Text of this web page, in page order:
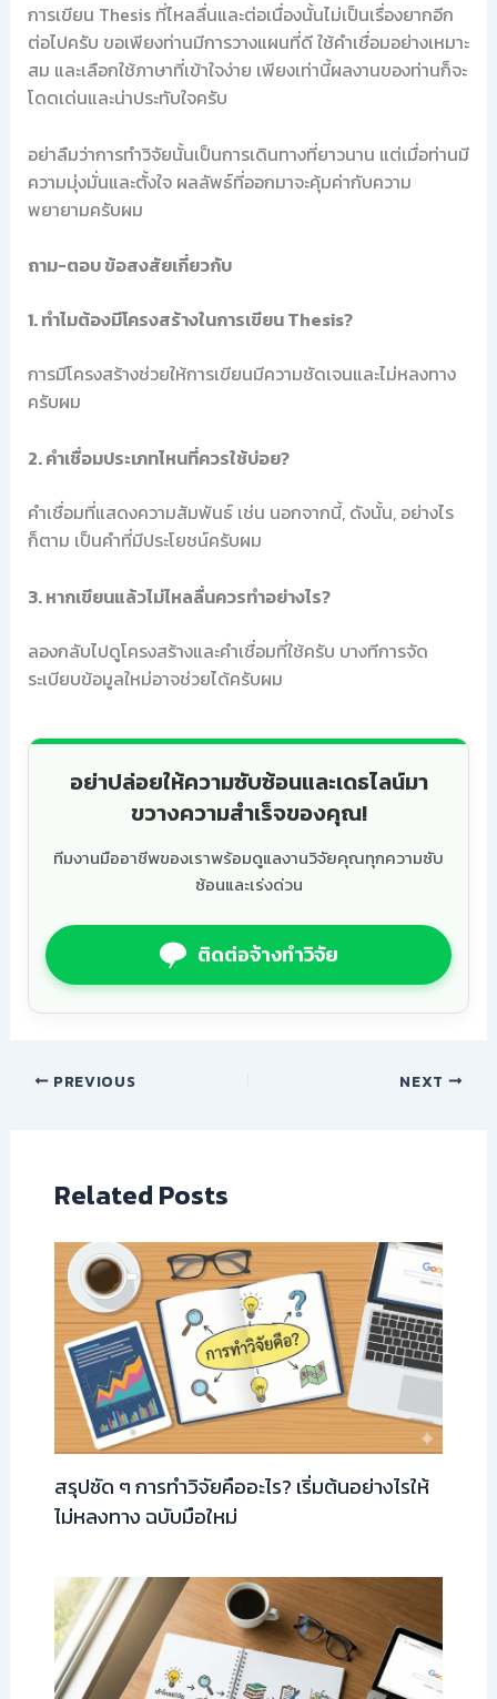
การเขียน Thesis ที่ไหลลื่นและต่อเนื่องนั้นไม่เป็นเรื่องยากอีก
ต่อไปครับ ขอเพียงท่านมีการวางแผนที่ดี ใช้คำเชื่อมอย่างเหมาะ
สม และเลือกใช้ภาษาที่เข้าใจง่าย เพียงเท่านี้ผลงานของท่านก็จะ
โดดเด่นและน่าประทับใจครับ
อย่าลืมว่าการทำวิจัยนั้นเป็นการเดินทางที่ยาวนาน แต่เมื่อท่านมี
ความมุ่งมั่นและตั้งใจ ผลลัพธ์ที่ออกมาจะคุ้มค่ากับความ
พยายามครับผม
ถาม-ตอบ ข้อสงสัยเกี่ยวกับ
1. ทำไมต้องมีโครงสร้างในการเขียน Thesis?
การมีโครงสร้างช่วยให้การเขียนมีความชัดเจนและไม่หลงทาง
ครับผม
2. คำเชื่อมประเภทไหนที่ควรใช้บ่อย?
คำเชื่อมที่แสดงความสัมพันธ์ เช่น นอกจากนี้, ดังนั้น, อย่างไร
ก็ตาม เป็นคำที่มีประโยชน์ครับผม
3. หากเขียนแล้วไม่ไหลลื่นควรทำอย่างไร?
ลองกลับไปดูโครงสร้างและคำเชื่อมที่ใช้ครับ บางทีการจัด
ระเบียบข้อมูลใหม่อาจช่วยได้ครับผม
อย่าปล่อยให้ความซับซ้อนและเดธไลน์มา
ขวางความสำเร็จของคุณ!
ทีมงานมืออาชีพของเราพร้อมดูแลงานวิจัยคุณทุกความซับ
ซ้อนและเร่งด่วน
ติดต่อจ้างทำวิจัย
PREVIOUS NEXT
Related Posts
สรุปชัด ๆ การทำวิจัยคืออะไร? เริ่มต้นอย่างไรให้
ไม่หลงทาง ฉบับมือใหม่